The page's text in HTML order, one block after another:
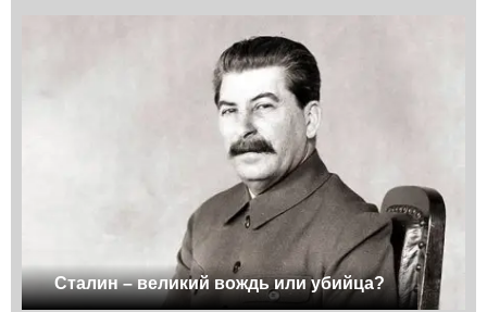
Сталин – великий вождь или убийца?